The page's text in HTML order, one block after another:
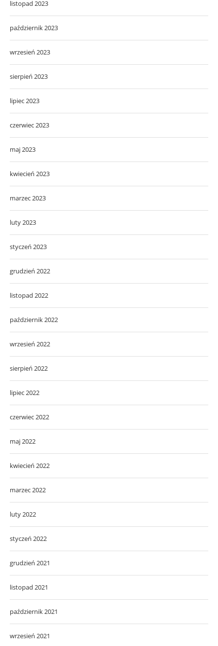
listopad 2023
październik 2023
wrzesień 2023
sierpień 2023
lipiec 2023
czerwiec 2023
maj 2023
kwiecień 2023
marzec 2023
luty 2023
styczeń 2023
grudzień 2022
listopad 2022
październik 2022
wrzesień 2022
sierpień 2022
lipiec 2022
czerwiec 2022
maj 2022
kwiecień 2022
marzec 2022
luty 2022
styczeń 2022
grudzień 2021
listopad 2021
październik 2021
wrzesień 2021